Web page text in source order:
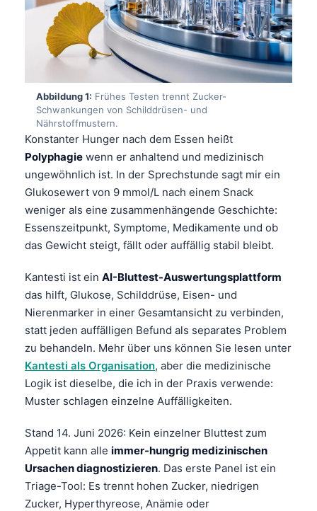
Abbildung 1: Frühes Testen trennt Zucker-
Schwankungen von Schilddrüsen- und
Nährstoffmustern.
Konstanter Hunger nach dem Essen heißt
Polyphagie wenn er anhaltend und medizinisch
ungewöhnlich ist. In der Sprechstunde sagt mir ein
Glukosewert von 9 mmol/L nach einem Snack
weniger als eine zusammenhängende Geschichte:
Essenszeitpunkt, Symptome, Medikamente und ob
das Gewicht steigt, fällt oder auffällig stabil bleibt.
Kantesti ist ein AI-Bluttest-Auswertungsplattform
das hilft, Glukose, Schilddrüse, Eisen- und
Nierenmarker in einer Gesamtansicht zu verbinden,
statt jeden auffälligen Befund als separates Problem
zu behandeln. Mehr über uns können Sie lesen unter
Kantesti als Organisation, aber die medizinische
Logik ist dieselbe, die ich in der Praxis verwende:
Muster schlagen einzelne Auffälligkeiten.
Stand 14. Juni 2026: Kein einzelner Bluttest zum
Appetit kann alle immer-hungrig medizinischen
Ursachen diagnostizieren. Das erste Panel ist ein
Triage-Tool: Es trennt hohen Zucker, niedrigen
Zucker, Hyperthyreose, Anämie oder